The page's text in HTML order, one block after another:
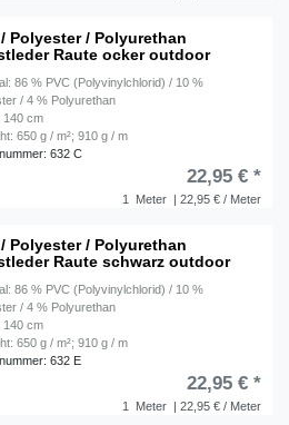
/ Polyester / Polyurethan
Raute ocker outdoor
86 % PVC (Polyvinylchlorid) / 10 %
/ 4 % Polyurethan
140 cm
650 g / m²; 910 g / m
632 C
1 Meter | 22,95 € / Meter
22,95 € *
/ Polyester / Polyurethan
Raute schwarz outdoor
86 % PVC (Polyvinylchlorid) / 10 %
/ 4 % Polyurethan
140 cm
650 g / m²; 910 g / m
632 E
1 Meter | 22,95 € / Meter
22,95 € *